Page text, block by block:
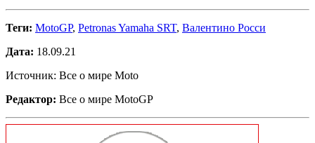
Теги: MotoGP, Petronas Yamaha SRT, Валентино Росси
Дата: 18.09.21
Источник: Все о мире Moto
Редактор: Все о мире MotoGP